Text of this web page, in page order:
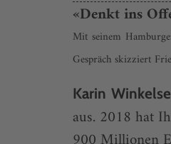
«Denkt ins
Mit seinem
Gespräch skizziert
Karin
aus. 2018 hat